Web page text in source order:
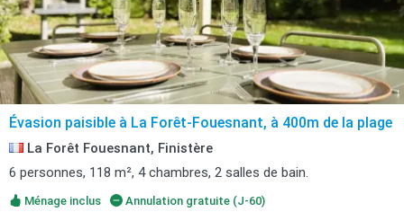
Évasion paisible à La Forêt-Fouesnant, à 400m de la plage
La Forêt Fouesnant, Finistère
6 personnes, 118 m², 4 chambres, 2 salles de bain.
Ménage inclus Annulation gratuite (J-60)